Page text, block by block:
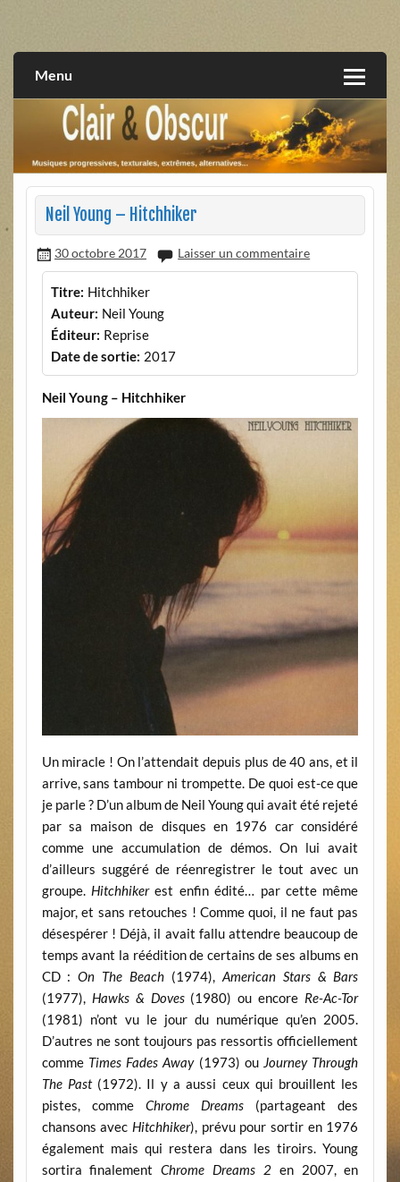
extrêmes, alternatives, texturales
Menu
Neil Young – Hitchhiker
30 octobre 2017 Laisser un commentaire
Titre: Hitchhiker
Auteur: Neil Young
Éditeur: Reprise
Date de sortie: 2017
Neil Young – Hitchhiker
Un miracle ! On l’attendait depuis plus de 40 ans, et il
arrive, sans tambour ni trompette. De quoi est-ce que
je parle ? D’un album de Neil Young qui avait été rejeté
par sa maison de disques en 1976 car considéré
comme une accumulation de démos. On lui avait
d’ailleurs suggéré de réenregistrer le tout avec un
groupe. Hitchhikerest enfin édité… par cette même
major, et sans retouches ! Comme quoi, il ne faut pas
désespérer ! Déjà, il avait fallu attendre beaucoup de
temps avant la réédition de certains de ses albums en
CD :On The Beach (1974), American Stars & Bars
(1977), Hawks & Doves(1980) ou encore Re-Ac-Tor
(1981) n’ont vu le jour du numérique qu’en 2005.
D’autres ne sont toujours pas ressortis officiellement
comme Times Fades Away(1973) ou Journey Through
The Past(1972). Il y a aussi ceux qui brouillent les
pistes, comme Chrome Dreams (partageant des
chansons avec Hitchhiker), prévu pour sortir en 1976
également mais qui restera dans les tiroirs. Young
sortira finalementChrome Dreams 2en 2007, en